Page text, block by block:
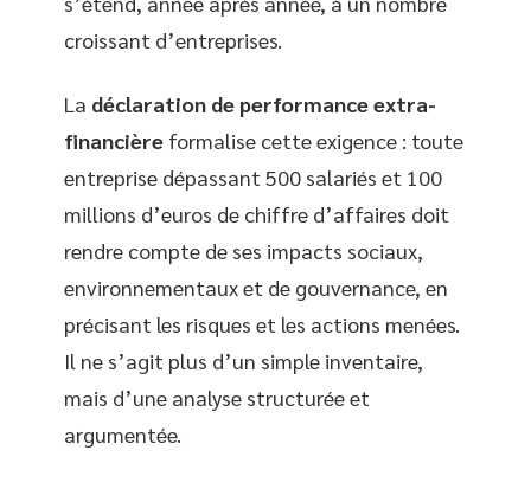
croissant d’entreprises.
La déclaration de performance extra-
financière formalise cette exigence : toute
entreprise dépassant 500 salariés et 100
millions d’euros de chiffre d’affaires doit
rendre compte de ses impacts sociaux,
environnementaux et de gouvernance, en
précisant les risques et les actions menées.
Il ne s’agit plus d’un simple inventaire,
mais d’une analyse structurée et
argumentée.